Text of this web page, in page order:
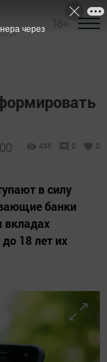
456 0 0
в силу
банки
вкладах
18 лет их
через